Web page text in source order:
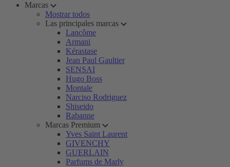
Marcas
Mostrar todos
Las principales marcas
Lancôme
Armani
Kérastase
Jean Paul Gaultier
SENSAI
Hugo Boss
Montale
Narciso Rodriguez
Shiseido
Rabanne
Marcas Premium
Yves Saint Laurent
GIVENCHY
GUERLAIN
Parfums de Marly